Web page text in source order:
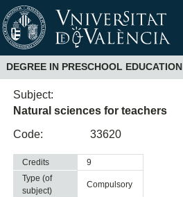
DEGREE IN PRESCHOOL EDUCATION
Subject:
Natural sciences for teachers
Code:
33620
Credits
9
Type (of
subject)
compulsory